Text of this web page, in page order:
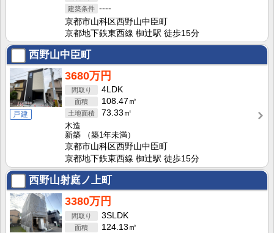
----
京都市山科区西野山中臣町
京都地下鉄東西線 椥辻駅 徒歩15分
西野山中臣町
戸建
3680万円
4LDK
108.47㎡
73.33㎡
木造
新築
（築1年未満）
京都市山科区西野山中臣町
京都地下鉄東西線 椥辻駅 徒歩15分
西野山射庭ノ上町
3380万円
3SLDK
124.13㎡